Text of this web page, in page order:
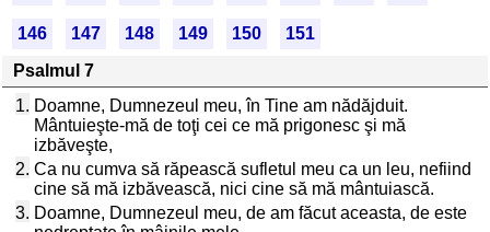
146 147 148 149 150
151
Psalmul 7
1. Doamne, Dumnezeul meu, în Tine am nădăjduit.
Mântuieşte-mă de toţi cei ce mă prigonesc şi mă
izbăveşte,
2. Ca nu cumva să răpească sufletul meu ca un leu, nefiind
cine să mă izbăvească, nici cine să mă mântuiască.
3. Doamne, Dumnezeul meu, de am făcut aceasta, de este